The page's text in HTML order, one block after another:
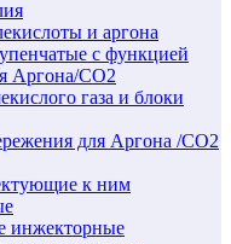
и аргона
c функцией
Аргона/СО2
газа и блоки
для Аргона /СО2
к ним
инжекторные